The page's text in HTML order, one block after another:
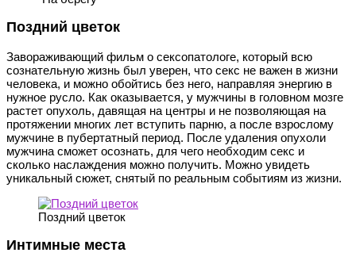
Поздний цветок
Завораживающий фильм о сексопатологе, который всю
сознательную жизнь был уверен, что секс не важен в жизни
человека, и можно обойтись без него, направляя энергию в
нужное русло. Как оказывается, у мужчины в головном мозге
растет опухоль, давящая на центры и не позволяющая на
протяжении многих лет вступить парню, а после взрослому
мужчине в пубертатный период. После удаления опухоли
мужчина сможет осознать, для чего необходим секс и
сколько наслаждения можно получить. Можно увидеть
уникальный сюжет, снятый по реальным событиям из жизни.
Поздний цветок
Интимные места